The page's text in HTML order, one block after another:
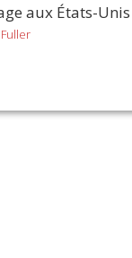
aux États-Unis